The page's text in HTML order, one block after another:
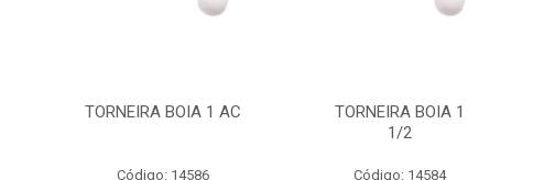
TORNEIRA BOIA 1 AC
Código: 14586
TORNEIRA BOIA 1
1/2
Código: 14584